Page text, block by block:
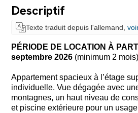
Descriptif
Texte traduit depuis l'allemand,
PÉRIODE DE LOCATION À
septembre 2026 (minimum 2 mois)
Appartement spacieux à l’étage
individuelle. Vue dégagée avec
montagnes, un haut niveau de
et piscine extérieure pour un